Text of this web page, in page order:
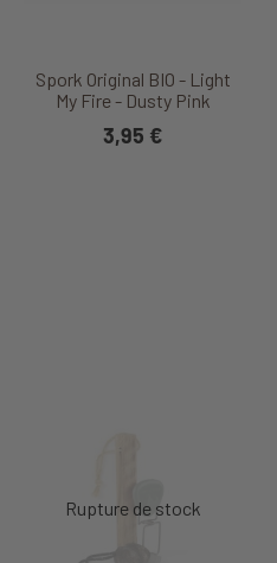
Spork Original BIO - Light
My Fire - Dusty Pink
3,95 €